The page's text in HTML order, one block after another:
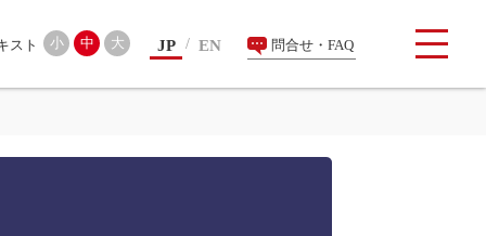
索 小 中 大 JP EN 問合せ・FAQ